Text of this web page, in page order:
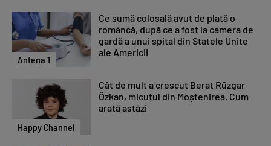
Antena 1
Ce sumă colosală avut de plată o
româncă, după ce a fost la camera de
gardă a unui spital din Statele Unite
ale Americii
Happy Channel
Cât de mult a crescut Berat Rüzgar
Özkan, micuțul din Moștenirea. Cum
arată astăzi